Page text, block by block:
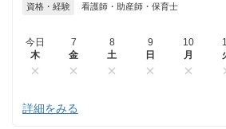
資格・経験 看護師・助産師・保育士
今日
木
7
金
8
土
9
日
10
月
詳細をみる